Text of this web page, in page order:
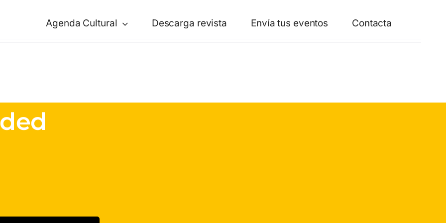
Agenda Cultural Descarga revista Envía tus eventos Contacta